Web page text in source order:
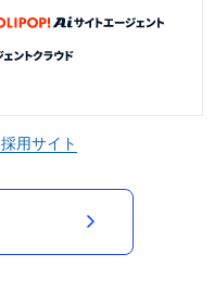
採用サイト